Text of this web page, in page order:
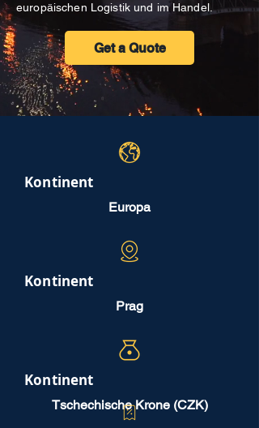
europäischen Logistik und im Handel.
Get a Quote
Kontinent
Europa
Kontinent
Prag
Kontinent
Tschechische Krone (CZK)